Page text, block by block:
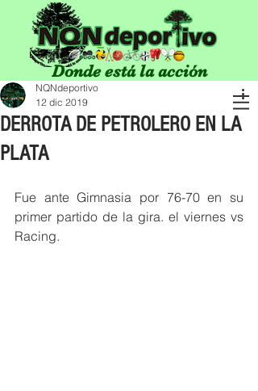
Donde está la acción
DERROTA DE PETROLERO EN LA
PLATA
NQNdeportivo
12 dic 2019
Fue ante Gimnasia por 76-70 en su
primer partido de la gira. el viernes vs
Racing.